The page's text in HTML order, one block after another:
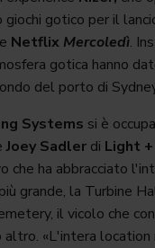
giochi gotico per il
Netflix Mercoledì.
gotica hanno
del porto di
Systems si è
Joey Sadler di Light
che ha abbracciato
grande, la Turbine
il vicolo che
«L'intera location